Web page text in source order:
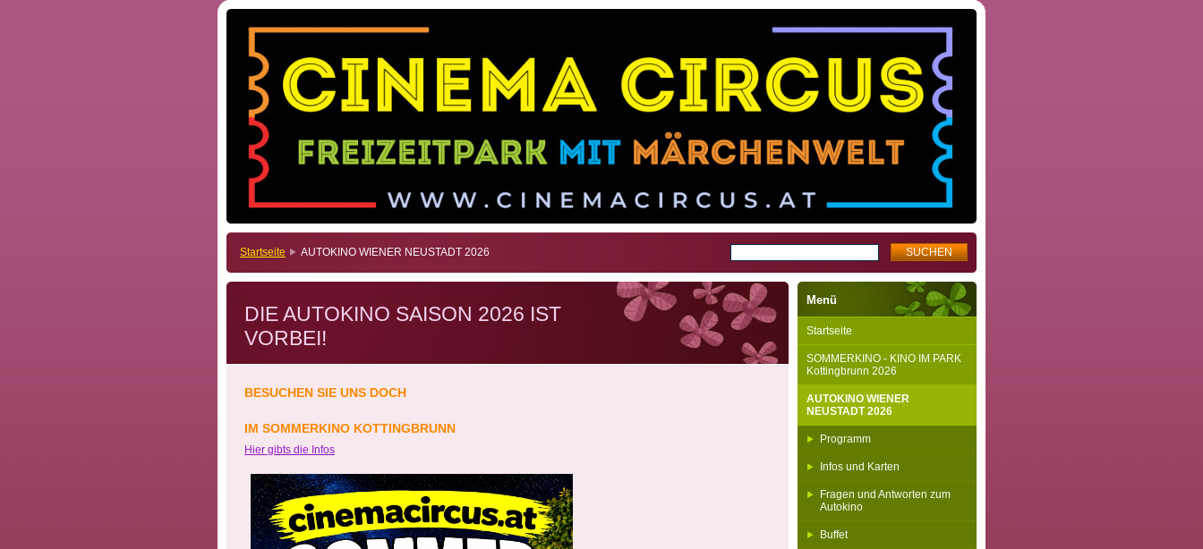
Startseite AUTOKINO WIENER NEUSTADT 2026
DIE AUTOKINO SAISON 2026 IST
VORBEI!
BESUCHEN SIE UNS DOCH
IM SOMMERKINO KOTTINGBRUNN
Hier gibts die Infos
Menü
Startseite
SOMMERKINO - KINO IM PARK
Kottingbrunn 2026
AUTOKINO WIENER
NEUSTADT 2026
Programm
Infos und Karten
Fragen und Antworten zum
Autokino
Buffet